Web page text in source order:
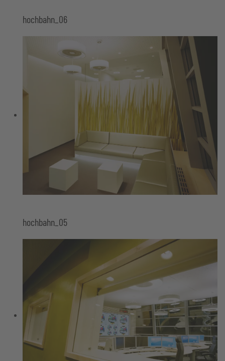
hochbahn_06
hochbahn_05